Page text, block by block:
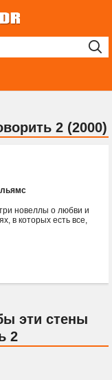
2 (2000)
новеллы о любви и
в которых есть все,
эти стены
2